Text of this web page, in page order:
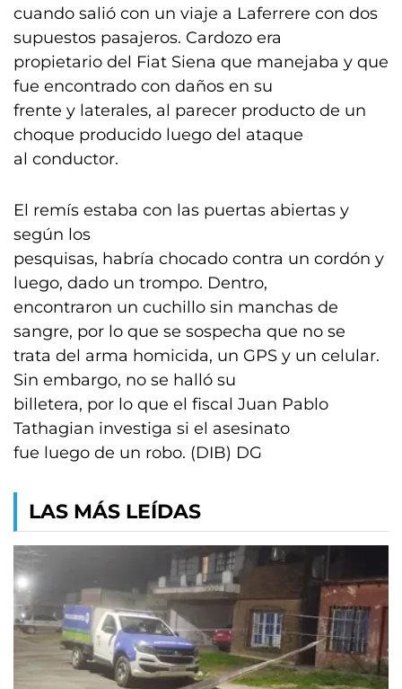
cuando salió con un viaje a Laferrere con dos
supuestos pasajeros. Cardozo era
propietario del Fiat Siena que manejaba y que
fue encontrado con daños en su
frente y laterales, al parecer producto de un
choque producido luego del ataque
al conductor.
El remís estaba con las puertas abiertas y
según los
pesquisas, habría chocado contra un cordón y
luego, dado un trompo. Dentro,
encontraron un cuchillo sin manchas de
sangre, por lo que se sospecha que no se
trata del arma homicida, un GPS y un celular.
Sin embargo, no se halló su
billetera, por lo que el fiscal Juan Pablo
Tathagian investiga si el asesinato
fue luego de un robo. (DIB) DG
LAS MÁS LEÍDAS